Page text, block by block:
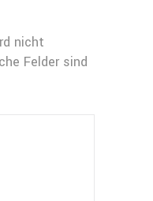
nicht
Felder sind